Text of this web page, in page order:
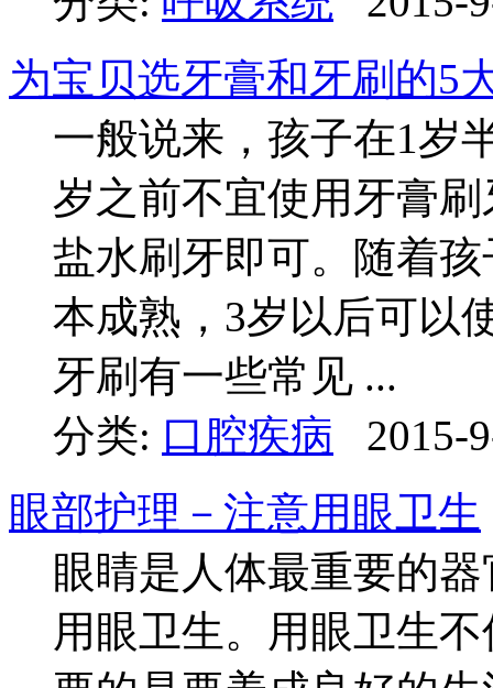
为宝贝选牙膏和牙刷的5
一般说来，孩子在1岁
岁之前不宜使用牙膏
盐水刷牙即可。随着
本成熟，3岁以后可以
牙刷有一些常见 ...
分类: 口腔疾病
2015-
眼部护理－注意用眼卫生
眼睛是人体最重要的
用眼卫生。用眼卫生